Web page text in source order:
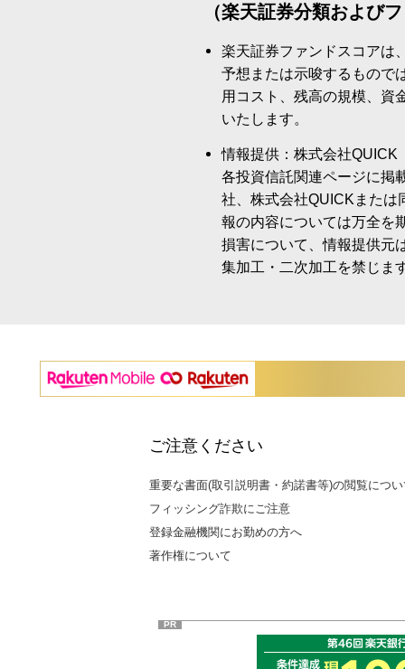
（楽天証券分類および
楽天証券ファンドスコアは
予想または示唆するもので
用コスト、残高の規模、資
いたします。
情報提供：株式会社QUICK
各投資信託関連ページに掲
社、株式会社QUICKまたは
報の内容については万全を
損害について、情報提供元
集加工・二次加工を禁じま
ご注意ください
重要な書面(取引説明書・約諾書等)の閲覧につ
フィッシング詐欺にご注意
登録金融機関にお勤めの方へ
著作権について
PR